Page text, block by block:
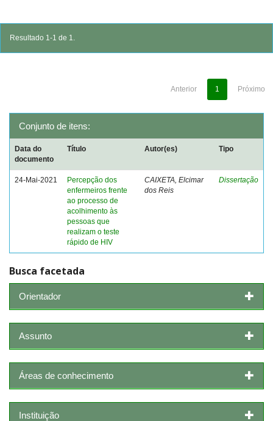
Resultado 1-1 de 1.
Anterior 1 Próximo
Conjunto de itens:
Data do
documento
Título Autor(es) Tipo
24-Mai-2021
Percepção dos
enfermeiros frente
ao processo de
acolhimento às
pessoas que
realizam o teste
rápido de HIV
CAIXETA, Elcimar
dos Reis
Dissertação
Busca facetada
Orientador
Assunto
Áreas de conhecimento
Instituição